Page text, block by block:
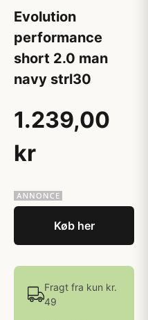
Evolution
performance
short 2.0 man
navy strl30
1.239,00
kr
Køb her
Fragt fra kun kr.
49